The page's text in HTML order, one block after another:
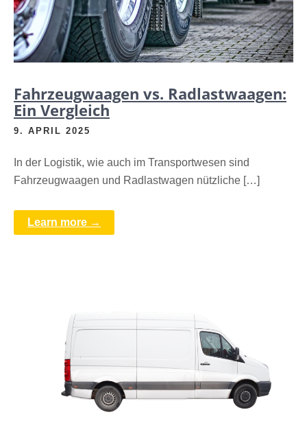
Fahrzeugwaagen vs. Radlastwaagen:
Ein Vergleich
9. APRIL 2025
In der Logistik, wie auch im Transportwesen sind
Fahrzeugwaagen und Radlastwagen nützliche […]
Learn more →